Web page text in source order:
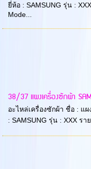
ยี่ห้อ : SAMSUNG รุ่น :
Mode...
38/37 แผงเครื่องซักผ้า
อะไหล่เครื่องซักผ้า ชื่อ : แผ
: SAMSUNG รุ่น : XXX รา